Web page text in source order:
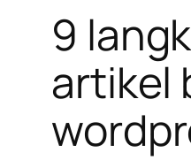
9
artikel